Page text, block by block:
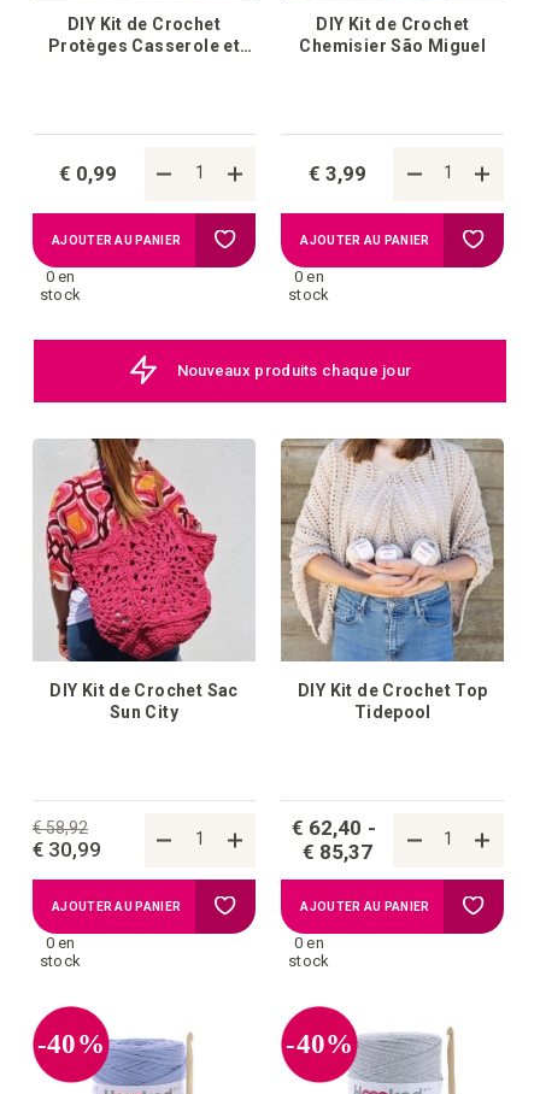
DIY Kit de Crochet
Protèges Casserole et
€ 0,99
0 en
stock
AJOUTER AU PANIER Ajouter
liste
d'achats
DIY Kit de Crochet
Chemisier São Miguel
€ 3,99
0 en
stock
AJOUTER AU PANIER Ajouter
liste
Nouveaux produits chaque jour
DIY Kit de Crochet Sac
Sun City
€ 58,92
€ 30,99
0 en
stock
AJOUTER AU PANIER Ajouter
DIY Kit de Crochet Top
Tidepool
€ 62,40
€ 85,37
0 en
stock
AJOUTER AU PANIER Ajouter
-40% -40%